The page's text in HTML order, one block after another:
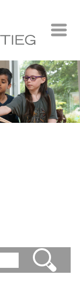
Startseite
Wer wir
Was wir
Ganztag